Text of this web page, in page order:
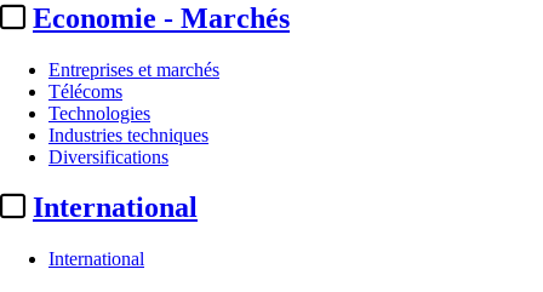
Economie - Marchés
Entreprises et marchés
Télécoms
Technologies
Industries techniques
Diversifications
International
International